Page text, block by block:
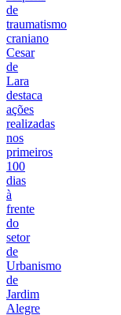
de
traumatismo
craniano
Cesar
de
Lara
destaca
ações
realizadas
nos
primeiros
100
dias
à
frente
do
setor
de
Urbanismo
de
Jardim
Alegre